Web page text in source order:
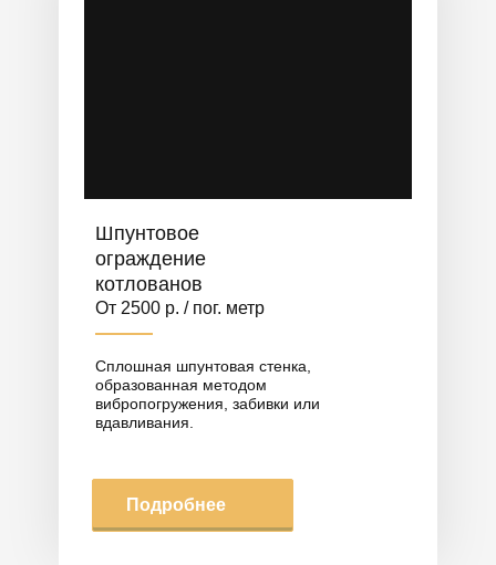
Шпунтовое
ограждение
котлованов
От 2500 р. / пог. метр
Сплошная шпунтовая стенка,
образованная методом
вибропогружения, забивки или
вдавливания.
Подробнее